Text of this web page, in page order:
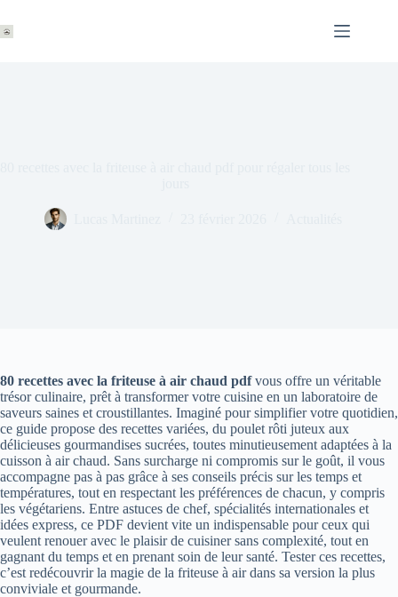
au
contenu
80 recettes avec la friteuse à air chaud pdfvous offre un véritable
trésor culinaire, prêt à transformer votre cuisine en un laboratoire de
saveurs saines et croustillantes. Imaginé pour simplifier votre quotidien,
ce guide propose des recettes variées, du poulet rôti juteux aux
délicieuses gourmandises sucrées, toutes minutieusement adaptées à la
cuisson à air chaud. Sans surcharge ni compromis sur le goût, il vous
accompagne pas à pas grâce à ses conseils précis sur les temps et
températures, tout en respectant les préférences de chacun, y compris
les végétariens. Entre astuces de chef, spécialités internationales et
idées express, ce PDF devient vite un indispensable pour ceux qui
veulent renouer avec le plaisir de cuisiner sans complexité, tout en
gagnant du temps et en prenant soin de leur santé. Tester ces recettes,
c’est redécouvrir la magie de la friteuse à air dans sa version la plus
conviviale et gourmande.